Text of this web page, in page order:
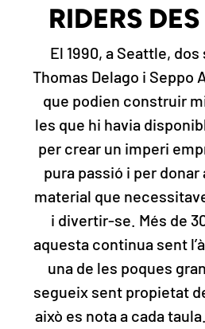
RIDERS
El 1990, a Seattle,
Thomas Delago i Seppo
que podien construir
les que hi havia
per crear un imperi
pura passió i per
material que
i divertir-se. Més de
aquesta continua sent
una de les poques
segueix sent propietat
això es nota a cada